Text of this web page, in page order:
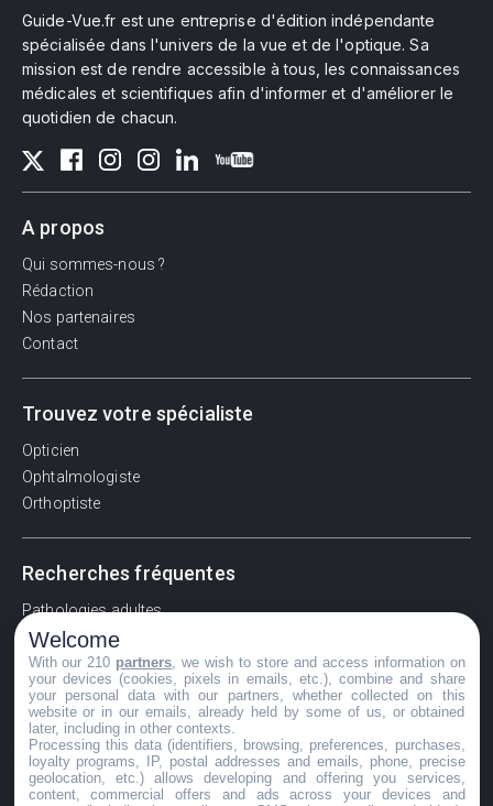
Guide-Vue.fr est une entreprise d'édition indépendante
spécialisée dans l'univers de la vue et de l'optique. Sa
mission est de rendre accessible à tous, les connaissances
médicales et scientifiques afin d'informer et d'améliorer le
quotidien de chacun.
A propos
Qui sommes-nous ?
Rédaction
Nos partenaires
Contact
Trouvez votre spécialiste
Opticien
Ophtalmologiste
Orthoptiste
Recherches fréquentes
Pathologies adultes
Signes d'une urgence ophtalmologique
La vision
Acuité visuelle
Myosis / mydriase
Œdème oculaire
Welcome
With our 210 partners , we wish to store and access information on
your devices (cookies, pixels in emails, etc.), combine and share
your personal data with our partners, whether collected on this
website or in our emails, already held by some of us, or obtained
later, including in other contexts.
Processing this data (identifiers, browsing, preferences, purchases,
loyalty programs, IP, postal addresses and emails, phone, precise
geolocation, etc.) allows developing and offering you services,
content, commercial offers and ads across your devices and